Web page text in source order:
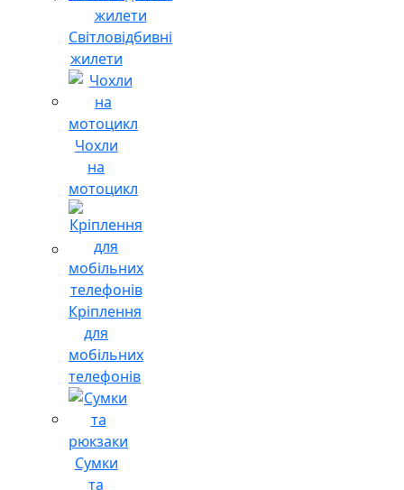
Світловідбивні
жилети
Чохли
на
мотоцикл
Кріплення
для
мобільних
телефонів
Сумки
та